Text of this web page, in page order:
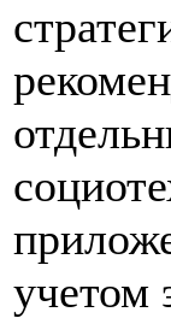
учетом